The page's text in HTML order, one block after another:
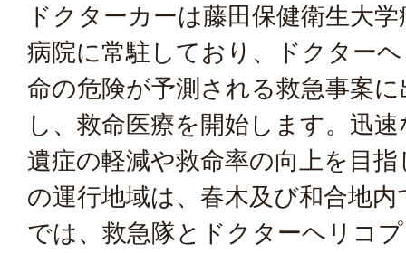
ドクターカーは藤田保健衛生大
病院に常駐しており、ドクター
命の危険が予測される救急事案
し、救命医療を開始します。迅
遺症の軽減や救命率の向上を目
の運行地域は、春木及び和合地
では、救急隊とドクターヘリコ